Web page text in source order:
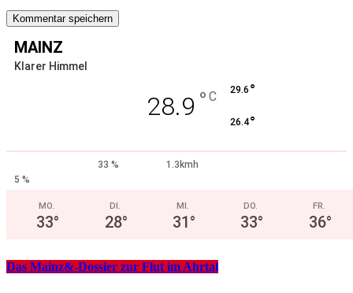
MAINZ
Klarer Himmel
28.9 ° C 29.6 °
26.4°
33 %
1.3kmh
5 %
MO.
33°
DI.
28°
MI.
31°
DO.
33°
FR.
36°
Das Mainz&-Dossier zur Flut im Ahrtal